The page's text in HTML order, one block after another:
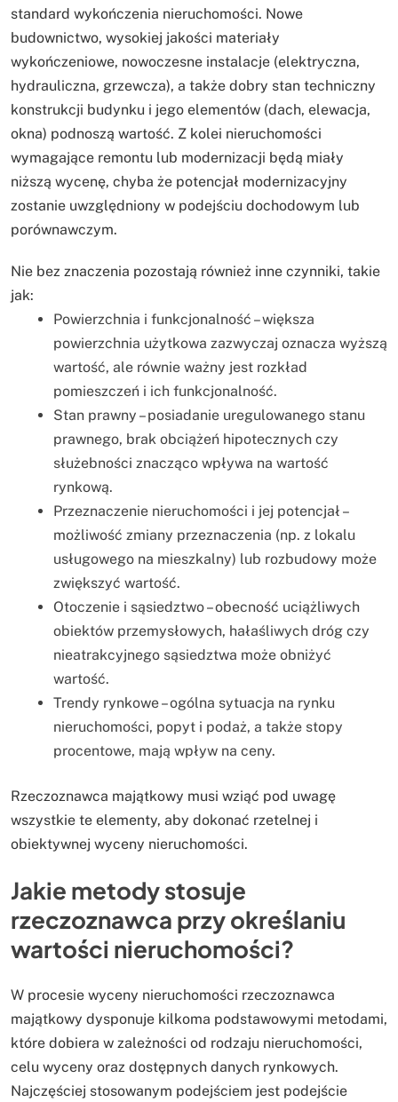
standard wykończenia nieruchomości. Nowe
budownictwo, wysokiej jakości materiały
wykończeniowe, nowoczesne instalacje (elektryczna,
hydrauliczna, grzewcza), a także dobry stan techniczny
konstrukcji budynku i jego elementów (dach, elewacja,
okna) podnoszą wartość. Z kolei nieruchomości
wymagające remontu lub modernizacji będą miały
niższą wycenę, chyba że potencjał modernizacyjny
zostanie uwzględniony w podejściu dochodowym lub
porównawczym.
Nie bez znaczenia pozostają również inne czynniki, takie
jak:
Powierzchnia i funkcjonalność – większa
powierzchnia użytkowa zazwyczaj oznacza wyższą
wartość, ale równie ważny jest rozkład
pomieszczeń i ich funkcjonalność.
Stan prawny – posiadanie uregulowanego stanu
prawnego, brak obciążeń hipotecznych czy
służebności znacząco wpływa na wartość
rynkową.
Przeznaczenie nieruchomości i jej potencjał –
możliwość zmiany przeznaczenia (np. z lokalu
usługowego na mieszkalny) lub rozbudowy może
zwiększyć wartość.
Otoczenie i sąsiedztwo – obecność uciążliwych
obiektów przemysłowych, hałaśliwych dróg czy
nieatrakcyjnego sąsiedztwa może obniżyć
wartość.
Trendy rynkowe – ogólna sytuacja na rynku
nieruchomości, popyt i podaż, a także stopy
procentowe, mają wpływ na ceny.
Rzeczoznawca majątkowy musi wziąć pod uwagę
wszystkie te elementy, aby dokonać rzetelnej i
obiektywnej wyceny nieruchomości.
Jakie metody stosuje
rzeczoznawca przy określaniu
wartości nieruchomości?
W procesie wyceny nieruchomości rzeczoznawca
majątkowy dysponuje kilkoma podstawowymi metodami,
które dobiera w zależności od rodzaju nieruchomości,
celu wyceny oraz dostępnych danych rynkowych.
Najczęściej stosowanym podejściem jest podejście